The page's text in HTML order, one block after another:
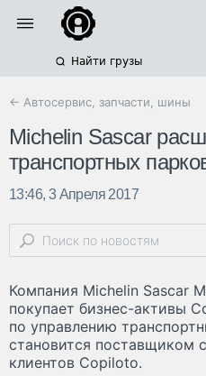
Найти грузы
← Автосервис, запчасти, шины
Michelin Sascar
транспортных
13:46, 3 Апреля 2017
Компания Michelin Sascar
покупает бизнес-активы
по управлению
становится поставщиком
клиентов Copiloto.